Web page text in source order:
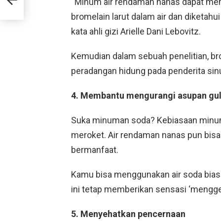
bromelain larut dalam air dan
kata ahli gizi Arielle Dani Lebovitz.
Kemudian dalam sebuah penelitian,
peradangan hidung pada penderita
4. Membantu mengurangi asupan
Suka minuman soda? Kebiasaan
meroket. Air rendaman nanas pun
bermanfaat.
Kamu bisa menggunakan air soda
ini tetap memberikan sensasi
5. Menyehatkan pencernaan